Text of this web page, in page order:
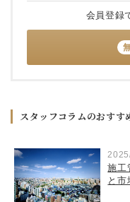
会員登録
スタッフコラムのおすす
施工
と市